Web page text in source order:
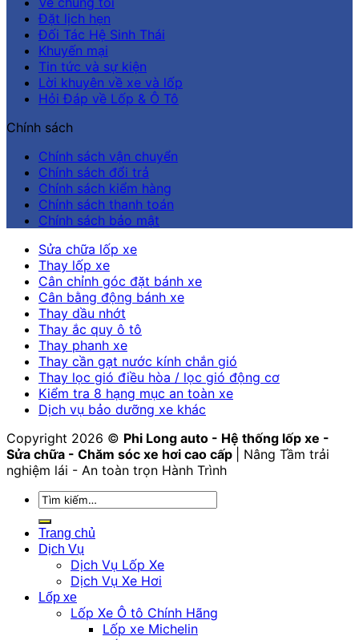
Đặt lịch hẹn
Đối Tác Hệ Sinh Thái
Khuyến mại
Tin tức và sự kiện
Lời khuyên về xe và lốp
Hỏi Đáp về Lốp & Ô Tô
Chính sách
Chính sách vận chuyển
Chính sách đổi trả
Chính sách kiểm hàng
Chính sách thanh toán
Chính sách bảo mật
Sửa chữa lốp xe
Thay lốp xe
Cân chỉnh góc đặt bánh xe
Cân bằng động bánh xe
Thay dầu nhớt
Thay ắc quy ô tô
Thay phanh xe
Thay cần gạt nước kính chắn gió
Thay lọc gió điều hòa / lọc gió động cơ
Kiểm tra 8 hạng mục an toàn xe
Dịch vụ bảo dưỡng xe khác
Copyright 2026 © Phi Long auto - Hệ thống lốp xe -
Sửa chữa - Chăm sóc xe hơi cao cấp
| Nâng Tầm trải
nghiệm lái - An toàn trọn Hành Trình
Tìm
kiếm:
Trang chủ
Dịch Vụ
Dịch Vụ Lốp Xe
Dịch Vụ Xe Hơi
Lốp xe
Lốp Xe Ô tô Chính Hãng
Lốp xe Michelin